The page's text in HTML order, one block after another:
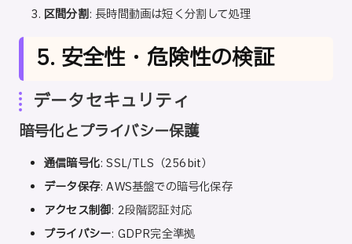
区間分割: 長時間動画は短く分割して処理
5. 安全性・危険性の検証
データセキュリティ
暗号化とプライバシー保護
通信暗号化: SSL/TLS（256bit）
データ保存: AWS基盤での暗号化保存
アクセス制御: 2段階認証対応
プライバシー: GDPR完全準拠